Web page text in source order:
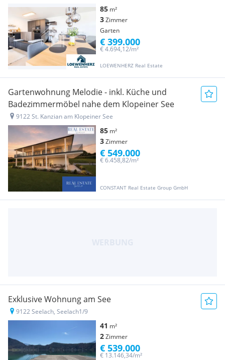
85 m²
3Zimmer
Garten
LOEWENHERZ Real Estate
€ 4.694,12/m²
€ 399.000
Gartenwohnung Melodie - inkl. Küche und
Badezimmermöbel nahe dem Klopeiner See
9122 St. Kanzian am Klopeiner See
85 m²
3Zimmer
CONSTANT Real Estate Group GmbH
€ 6.458,82/m²
€ 549.000
Exklusive Wohnung am See
9122 Seelach, Seelach1/9
41 m²
2Zimmer
€ 13.146,34/m²
€ 539.000